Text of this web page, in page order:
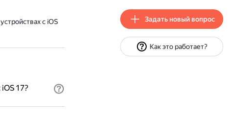
с iOS
17?
Задать новый вопрос
Как это работает?